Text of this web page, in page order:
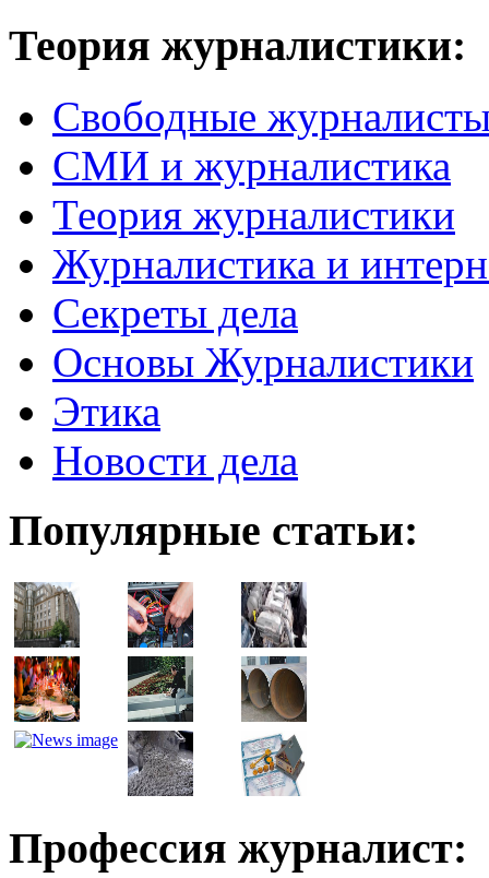
Теория журналистики:
Свободные
СМИ и журналистика
Теория журналистики
Журналистика и
Секреты дела
Основы Журналистики
Этика
Новости дела
Популярные статьи:
Профессия журналист: